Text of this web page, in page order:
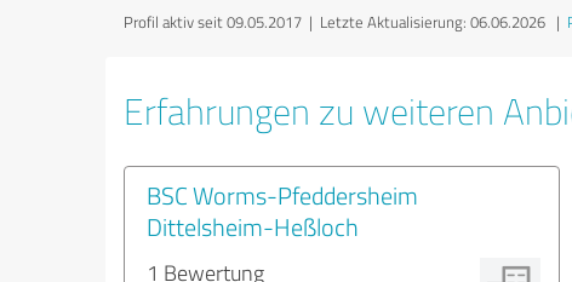
Profil aktiv seit 09.05.2017 | Letzte Aktualisierung: 06.06.2026 |
Erfahrungen zu weiteren
BSC Worms-Pfeddersheim
Dittelsheim-Heßloch
1 Bewertung